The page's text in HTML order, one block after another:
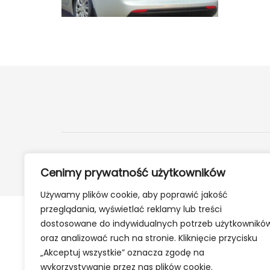
Cenimy prywatność użytkowników
Używamy plików cookie, aby poprawić jakość
przeglądania, wyświetlać reklamy lub treści
dostosowane do indywidualnych potrzeb
oraz analizować ruch na stronie. Kliknięcie przycisku
„Akceptuj wszystkie” oznacza zgodę na
wykorzystywanie przez nas plików cookie.